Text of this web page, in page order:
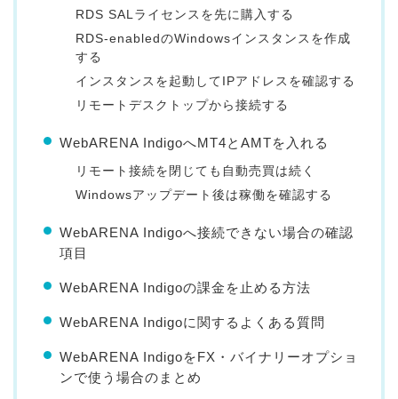
RDS SALライセンスを先に購入する
RDS-enabledのWindowsインスタンスを作成
する
インスタンスを起動してIPアドレスを確認する
リモートデスクトップから接続する
WebARENA IndigoへMT4とAMTを入れる
リモート接続を閉じても自動売買は続く
Windowsアップデート後は稼働を確認する
WebARENA Indigoへ接続できない場合の確認
項目
WebARENA Indigoの課金を止める方法
WebARENA Indigoに関するよくある質問
WebARENA IndigoをFX・バイナリーオプショ
ンで使う場合のまとめ